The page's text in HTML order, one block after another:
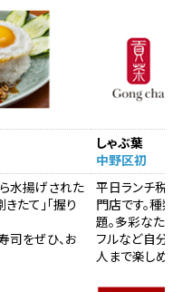
しゃぶ葉
中野区初
水揚げされた
たて」「握り
司をぜひ、お
平日ランチ税
門店です。種
題。多彩なた
フルなど自
人まで楽しめ